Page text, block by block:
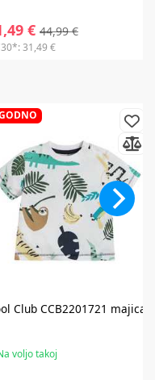
€ 44,99 €
31,49 €
ClubCCB2201721 majica
voljo takoj